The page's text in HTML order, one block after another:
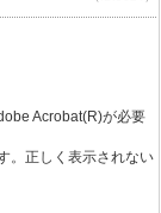
Acrobat(R)が必要
。正しく表示されない